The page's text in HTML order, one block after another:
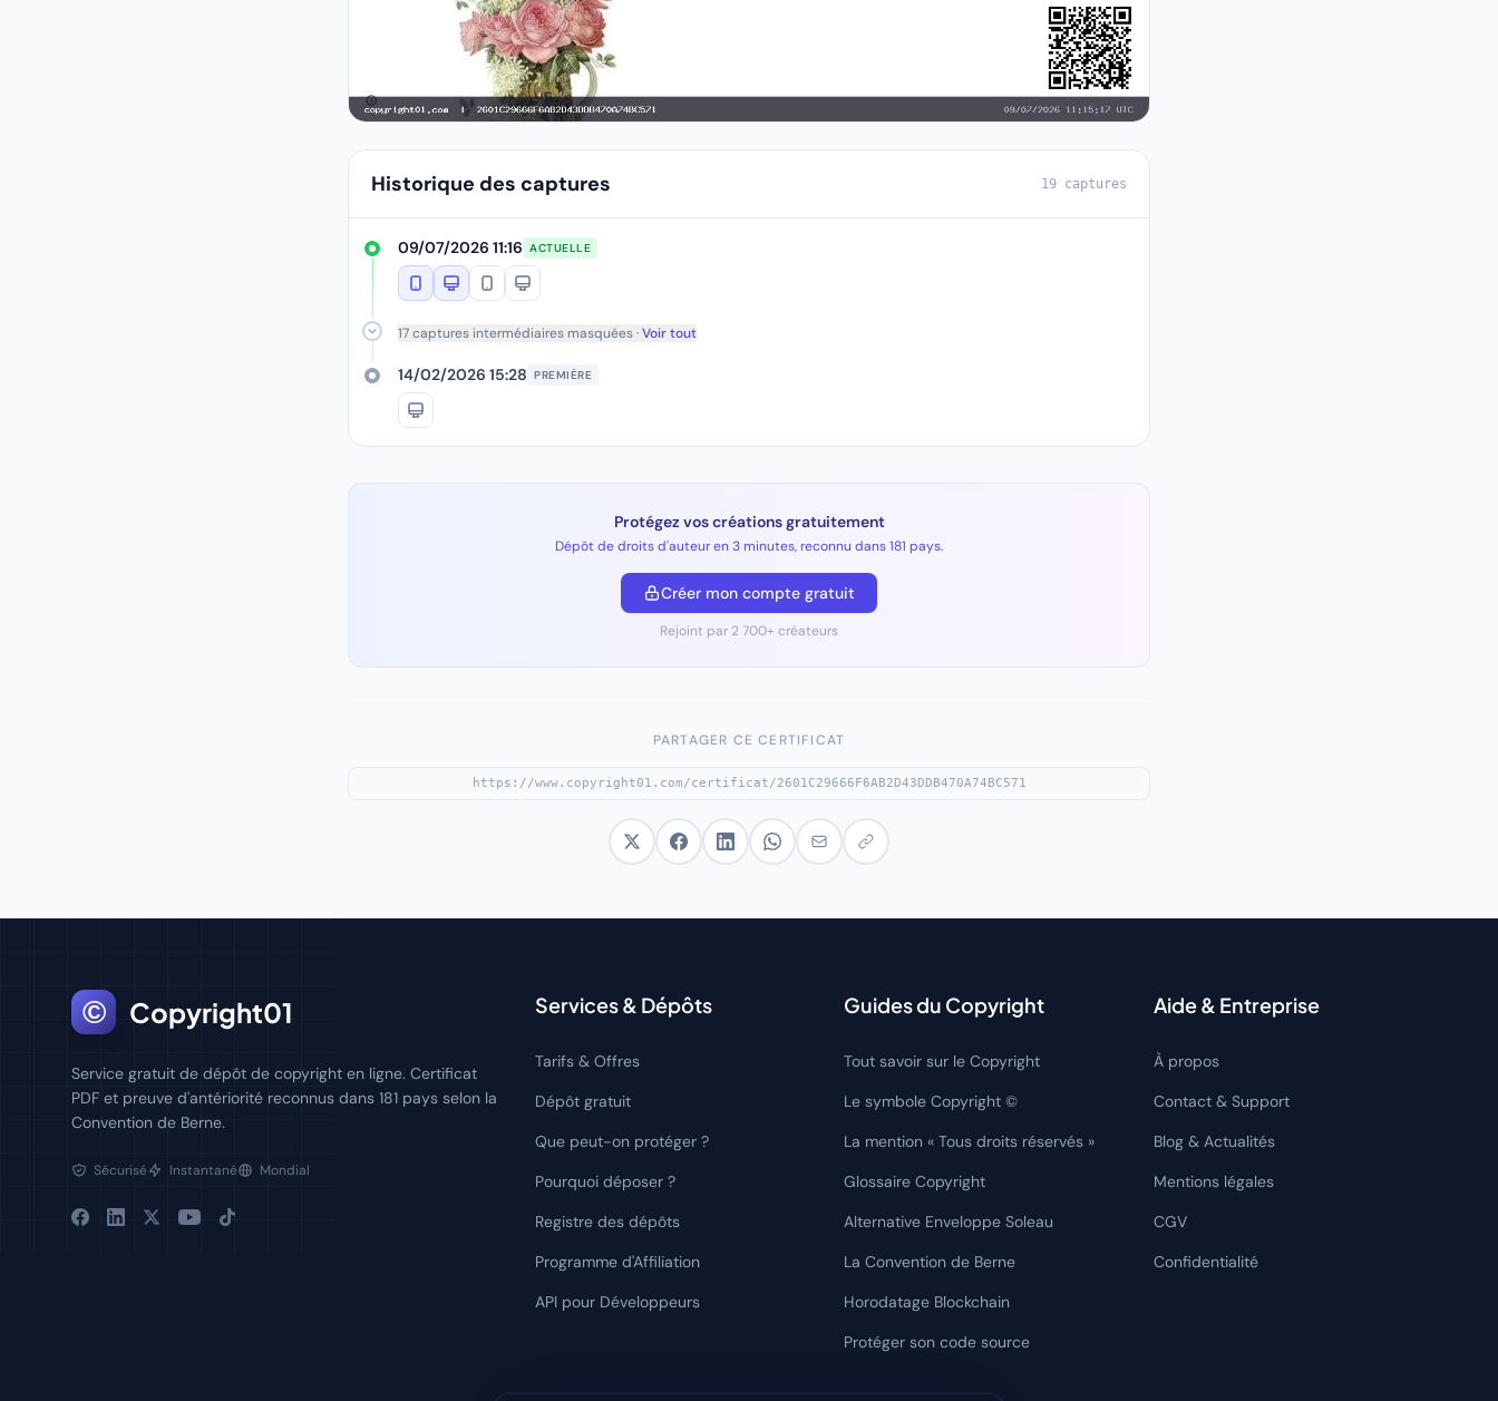
Historique des captures 19 captures
09/07/2026 11:16 ACTUELLE
17 captures intermédiaires masquées ·Voir tout
14/02/2026 15:28 PREMIÈRE
Protégez vos créations gratuitement
Dépôt de droits d'auteur en 3 minutes, reconnu dans 181 pays.
Créer mon compte gratuit
Rejoint par 2 700+ créateurs
PARTAGER CE CERTIFICAT
© Copyright01
Service gratuit de dépôt de copyright en ligne. Certificat
PDF et preuve d'antériorité reconnus dans 181 pays selon la
Convention de Berne.
Sécurisé Instantané Mondial
Services & Dépôts
Tarifs & Offres
Dépôt gratuit
Que peut-on protéger ?
Pourquoi déposer ?
Registre des dépôts
Programme d'Affiliation
API pour Développeurs
Guides du Copyright
Tout savoir sur le Copyright
Le symbole Copyright ©
La mention « Tous droits réservés »
Glossaire Copyright
Alternative Enveloppe Soleau
La Convention de Berne
Horodatage Blockchain
Protéger son code source
Aide & Entreprise
À propos
Contact & Support
Blog & Actualités
Mentions légales
CGV
Confidentialité